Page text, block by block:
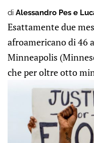
di Alessandro Pes e
Esattamente due
afroamericano di 46
Minneapolis
che per oltre otto